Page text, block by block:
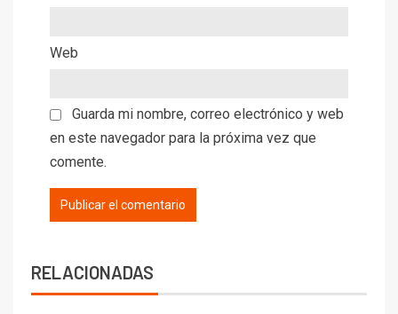
Web
Guarda mi nombre, correo electrónico y web
en este navegador para la próxima vez que
comente.
RELACIONADAS